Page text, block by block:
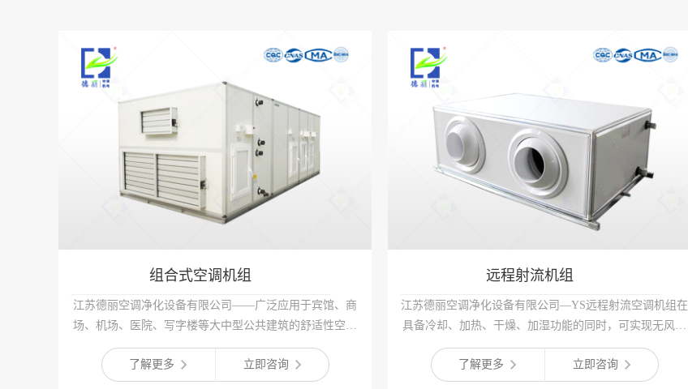
组合式空调机组
江苏德丽空调净化设备有限公司——广泛应用于宾馆、商
场、机场、医院、写字楼等大中型公共建筑的舒适性空调
和电子、纺织、化工、制药、食品等行业的工艺性空调
了解更多
立即咨询
远程射流机组
江苏德丽空调净化设备有限公司—YS远程射流空调机组在
具备冷却、加热、干燥、加湿功能的同时，可实现无风管
远距离直接送风，具有节省空间、降低层高、一次性投资
大幅度减小、运行费用低等特点，同时机组送风角度可在
了解更多 立即咨询